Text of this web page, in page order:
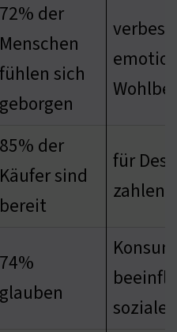
72% der
Menschen
fühlen sich
geborgen
85% der
Käufer sind
bereit
für
zahlen
74%
glauben
Konsum
soziale